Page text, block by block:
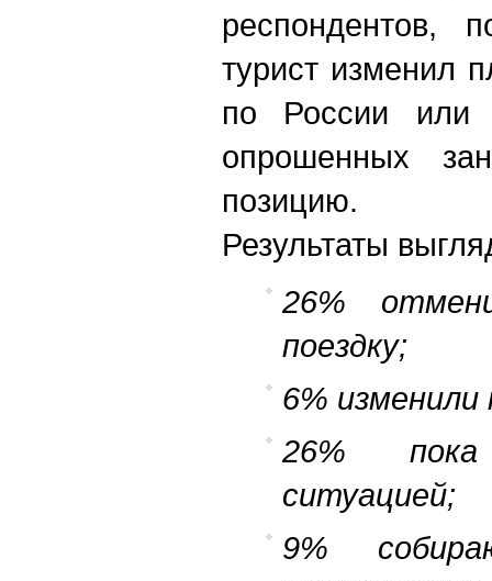
респондентов,
турист изменил
по России
опрошенных
позицию.
Результаты
26%
поездку;
6%
26%
ситуацией;
9%